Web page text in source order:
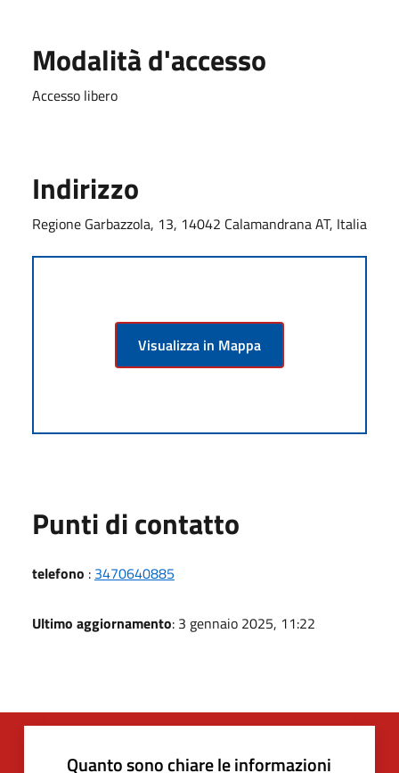
Modalità d'accesso
Accesso libero
Indirizzo
Regione Garbazzola, 13, 14042 Calamandrana AT, Italia
Visualizza in Mappa
Punti di contatto
telefono : 3470640885
Ultimo aggiornamento: 3 gennaio 2025, 11:22
Quanto sono chiare le informazioni